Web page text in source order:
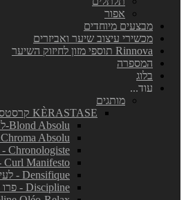
אפור
מבצעים מיוחדים
מכשירי עיצוב שיער ואביזרים
Rinnova תוספי מזון לחיזוק השיער
המספרה
בלוג
עוד...
מותגים
KÈRASTASE קרסטס
Blond Absolu-לבלונד המושלם
Chroma Absolu - לשיער צבוע
Chronologiste - אנטי אייג'ינג
Curl Manifesto - לעיצוב וטיפוח תלתלים
Densifique - לעיבוי שיער דליל וחלש
Discipline - פרו קרטין לשיער מרדני